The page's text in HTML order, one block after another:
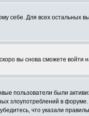
себе. Для всех остальных
вы снова сможете войти
пользователи были
злоупотреблений в
что указали